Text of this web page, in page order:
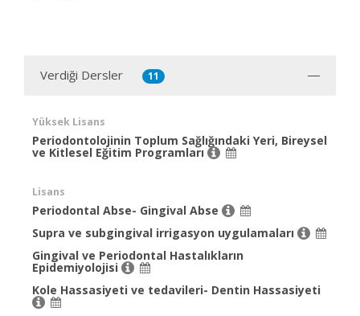
Verdiği Dersler 11
Yüksek Lisans
Periodontolojinin Toplum Sağlığındaki Yeri, Bireysel
ve Kitlesel Eğitim Programları
Lisans
Periodontal Abse- Gingival Abse
Supra ve subgingival irrigasyon uygulamaları
Gingival ve Periodontal Hastalıkların
Epidemiyolojisi
Kole Hassasiyeti ve tedavileri- Dentin Hassasiyeti